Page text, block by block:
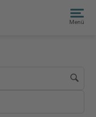
Menü